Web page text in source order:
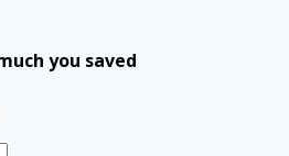
you saved